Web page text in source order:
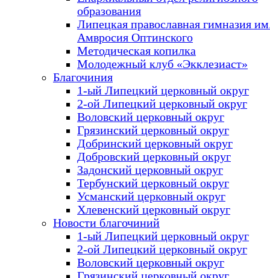
образования
Липецкая православная гимназия
Амвросия Оптинского
Методическая копилка
Молодежный клуб «Экклезиаст»
Благочиния
1-ый Липецкий церковный округ
2-ой Липецкий церковный округ
Воловский церковный округ
Грязинский церковный округ
Добринский церковный округ
Добровский церковный округ
Задонский церковный округ
Тербунский церковный округ
Усманский церковный округ
Хлевенский церковный округ
Новости благочиний
1-ый Липецкий церковный округ
2-ой Липецкий церковный округ
Воловский церковный округ